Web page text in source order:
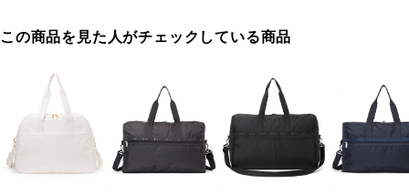
この商品を見た人がチェックしている商品